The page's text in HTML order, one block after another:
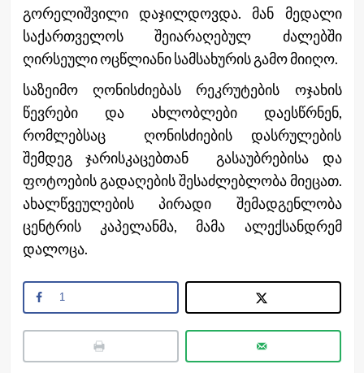
გორელიშვილი დაჯილდოვდა. მან მედალი
საქართველოს შეიარაღებულ ძალებში
ღირსეული ოცწლიანი სამსახურის გამო მიიღო.
საზეიმო ღონისძიებას რეკრუტების ოჯახის
წევრები და ახლობლები დაესწრნენ,
რომლებსაც ღონისძიების დასრულების
შემდეგ ჯარისკაცებთან გასაუბრებისა და
ფოტოების გადაღების შესაძლებლობა მიეცათ.
ახალწვეულების პირადი შემადგენლობა
ცენტრის კაპელანმა, მამა ალექსანდრემ
დალოცა.
1